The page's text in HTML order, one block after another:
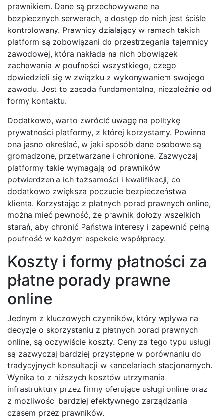
prawnikiem. Dane są przechowywane na
bezpiecznych serwerach, a dostęp do nich jest ściśle
kontrolowany. Prawnicy działający w ramach takich
platform są zobowiązani do przestrzegania tajemnicy
zawodowej, która nakłada na nich obowiązek
zachowania w poufności wszystkiego, czego
dowiedzieli się w związku z wykonywaniem swojego
zawodu. Jest to zasada fundamentalna, niezależnie od
formy kontaktu.
Dodatkowo, warto zwrócić uwagę na politykę
prywatności platformy, z której korzystamy. Powinna
ona jasno określać, w jaki sposób dane osobowe są
gromadzone, przetwarzane i chronione. Zazwyczaj
platformy takie wymagają od prawników
potwierdzenia ich tożsamości i kwalifikacji, co
dodatkowo zwiększa poczucie bezpieczeństwa
klienta. Korzystając z płatnych porad prawnych online,
można mieć pewność, że prawnik dołoży wszelkich
starań, aby chronić Państwa interesy i zapewnić pełną
poufność w każdym aspekcie współpracy.
Koszty i formy płatności za
płatne porady prawne
online
Jednym z kluczowych czynników, który wpływa na
decyzje o skorzystaniu z płatnych porad prawnych
online, są oczywiście koszty. Ceny za tego typu usługi
są zazwyczaj bardziej przystępne w porównaniu do
tradycyjnych konsultacji w kancelariach stacjonarnych.
Wynika to z niższych kosztów utrzymania
infrastruktury przez firmy oferujące usługi online oraz
z możliwości bardziej efektywnego zarządzania
czasem przez prawników.